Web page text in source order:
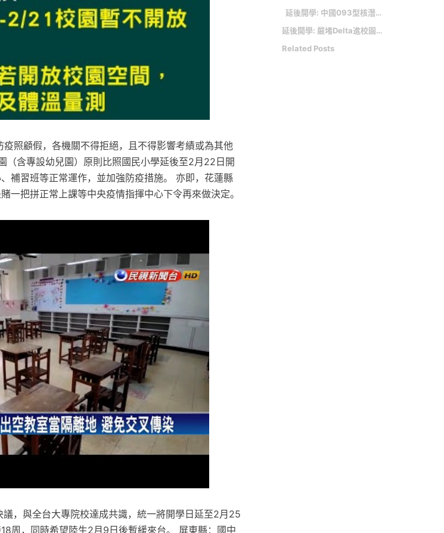
疫照顧假，各機關不得拒絕，且不得影響考績或為其他
（含專設幼兒園）原則比照國民小學延後至2月22日開
補習班等正常運作，並加強防疫措施。 亦即，花蓮縣
一把拼正常上課等中央疫情指揮中心下令再來做決定。
，與全台大專院校達成共識，統一將開學日延至2月25
周，同時希望陸生2月9日後暫緩來台。 屏東縣：國中
延後開學: 中國093型核潛艦台海失事全員罹難？專家、國防部這麼說…
延後開學: 嚴堵Delta進校園！教育部建議各大學「開學前2周」線上授課
Related Posts